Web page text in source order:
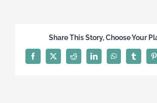
Nastava
u
Share This Story, Choose Your
Facebook
X Reddit LinkedInWhatsAppTumblr